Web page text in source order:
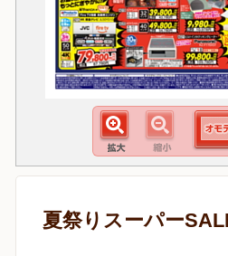
夏祭りスーパー